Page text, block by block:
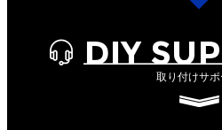
DIY
取り付けサポ